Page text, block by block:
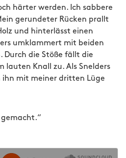
härter werden. Ich sabbere
gerundeter Rücken prallt
und hinterlässt einen
umklammert mit beiden
Durch die Stöße fällt die
lauten Knall zu. Als Snelders
ihn mit meiner dritten Lüge
gemacht.“